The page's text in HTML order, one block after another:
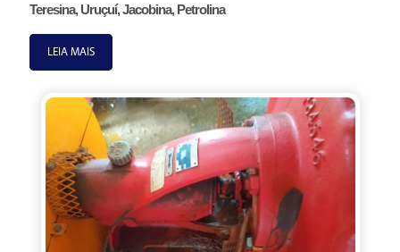
Teresina, Uruçuí, Jacobina, Petrolina
LEIA MAIS